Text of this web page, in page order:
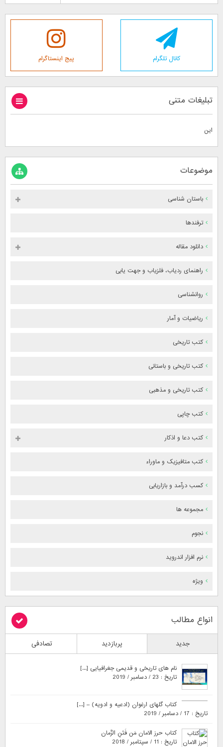
کانال تلگرام پیج اینستاگرام
تبلیغات متنی
این
موضوعات
باستان شناسی
ترفندها
دانلود مقاله
راهنمای ردیاب، فلزیاب و جهت یابی
روانشناسی
ریاضیات و آمار
کتب تاریخی
کتب تاریخی و باستانی
کتب تاریخی و مذهبی
کتب چاپی
کتب دعا و اذکار
کتب متافیزیک و ماوراء
کسب درآمد و بازاریابی
مجموعه ها
نجوم
نرم افزار اندروید
ویژه
انواع مطالب
جدید پربازدید تصادفی
نام های تاریخی و قدیمی جغرافیایی [...]
تاریخ : 23 / دسامبر / 2019
کتاب گلهای ارغوان (ادعیه و ادویه) – [...]
تاریخ : 17 / دسامبر / 2019
کتاب حرز الامان مَن فَتَنِ الزَّمان
تاریخ : 11 / سپتامبر / 2018